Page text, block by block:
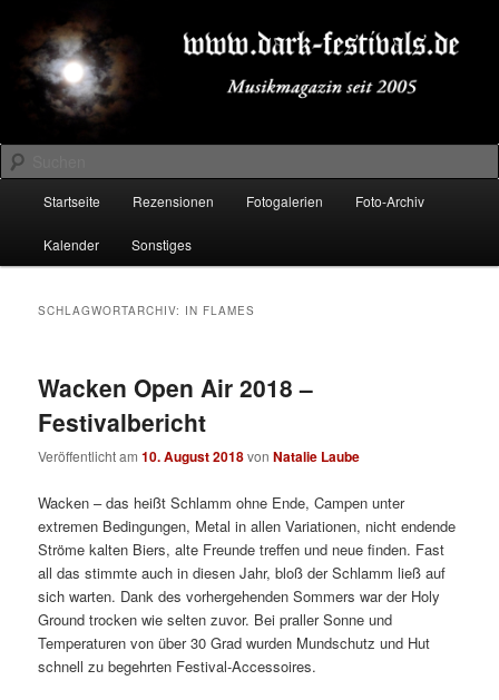
primären
Inhalt
springen
sekundären
Inhalt
springenDARK-FESTIVALS.DE
Suchen
Startseite Rezensionen Fotogalerien Foto-Archiv
Kalender Sonstiges
SCHLAGWORTARCHIV: IN FLAMES
Wacken Open Air 2018 –
Festivalbericht
Veröffentlicht am10. August 2018vonNatalie Laube
Wacken – das heißt Schlamm ohne Ende, Campen unter
extremen Bedingungen, Metal in allen Variationen, nicht endende
Ströme kalten Biers, alte Freunde treffen und neue finden. Fast
all das stimmte auch in diesen Jahr, bloß der Schlamm ließ auf
sich warten. Dank des vorhergehenden Sommers war der Holy
Ground trocken wie selten zuvor. Bei praller Sonne und
Temperaturen von über 30 Grad wurden Mundschutz und Hut
schnell zu begehrten Festival-Accessoires.